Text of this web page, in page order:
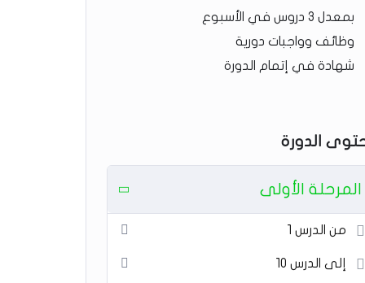
بمعدل 3 دروس في الأسبوع
وظائف وواجبات دورية
شهادة في إتمام الدورة
الدورة
المرحلة الأولى
من الدرس 1
إلى الدرس 10